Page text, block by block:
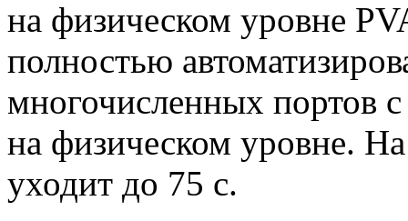
на физическом уровне
полностью
многочисленных портов
на физическом уровне.
уходит до 75 с.